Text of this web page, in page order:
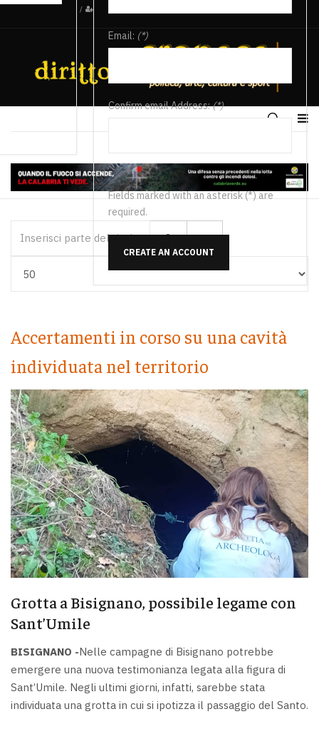
/
Email: (*)
Confirm email Address:(*)
Fields marked with an asterisk (*) are
required.
CREATE AN ACCOUNT
Accertamenti in corso su una cavità
individuata nel territorio
Grotta a Bisignano, possibile legame con
Sant’Umile
BISIGNANO -Nelle campagne di Bisignano potrebbe
emergere una nuova testimonianza legata alla figura di
Sant’Umile. Negli ultimi giorni, infatti, sarebbe stata
individuata una grotta in cui si ipotizza il passaggio del Santo.